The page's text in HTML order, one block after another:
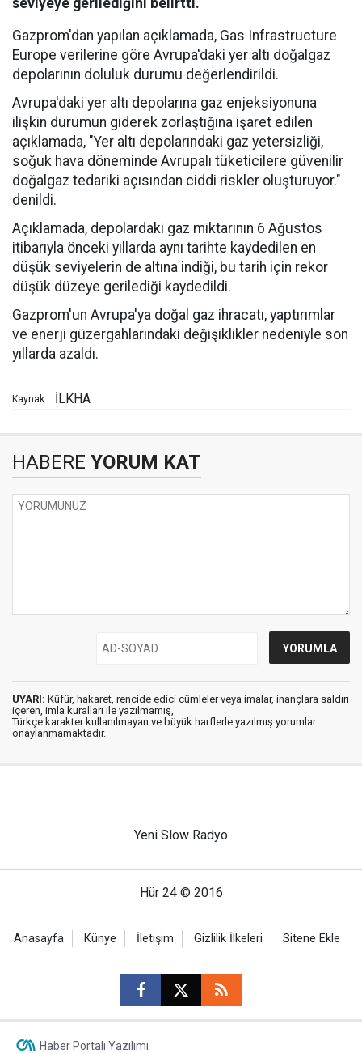
Gazprom'dan yapılan açıklamada, Gas Infrastructure
Europe verilerine göre Avrupa'daki yer altı doğalgaz
depolarının doluluk durumu değerlendirildi.
Avrupa'daki yer altı depolarına gaz enjeksiyonuna
ilişkin durumun giderek zorlaştığına işaret edilen
açıklamada, "Yer altı depolarındaki gaz yetersizliği,
soğuk hava döneminde Avrupalı tüketicilere güvenilir
doğalgaz tedariki açısından ciddi riskler oluşturuyor."
denildi.
Açıklamada, depolardaki gaz miktarının 6 Ağustos
itibarıyla önceki yıllarda aynı tarihte kaydedilen en
düşük seviyelerin de altına indiği, bu tarih için rekor
düşük düzeye gerilediği kaydedildi.
Gazprom'un Avrupa'ya doğal gaz ihracatı, yaptırımlar
ve enerji güzergahlarındaki değişiklikler nedeniyle son
yıllarda azaldı.
Kaynak: İLKHA
HABERE YORUM KAT
UYARI: Küfür, hakaret, rencide edici cümleler veya imalar, inançlara saldırı
içeren, imla kuralları ile yazılmamış,
Türkçe karakter kullanılmayan ve büyük harflerle yazılmış yorumlar
onaylanmamaktadır.
Yeni Slow Radyo
Hür 24 © 2016
Anasayfa Künye İletişim Gizlilik İlkeleri Sitene Ekle
Haber Portalı Yazılımı